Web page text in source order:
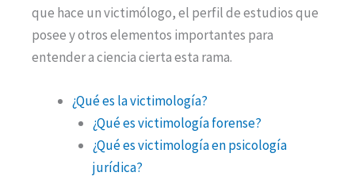
que hace un victimólogo, el perfil de estudios que
posee y otros elementos importantes para
entender a ciencia cierta esta rama.
¿Qué es la victimología?
¿Qué es victimología forense?
¿Qué es victimología en psicología
jurídica?